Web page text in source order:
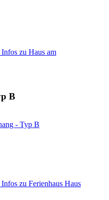
Infos zu Haus am
B
- Typ B
zu Ferienhaus Haus